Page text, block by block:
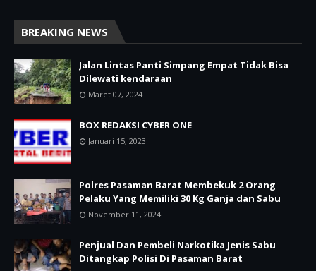
BREAKING NEWS
Jalan Lintas Panti Simpang Empat Tidak Bisa
Dilewati kendaraan
Maret 07, 2024
BOX REDAKSI CYBER ONE
Januari 15, 2023
Polres Pasaman Barat Membekuk 2 Orang
Pelaku Yang Memiliki 30 Kg Ganja dan Sabu
November 11, 2024
Penjual Dan Pembeli Narkotika Jenis Sabu
Ditangkap Polisi Di Pasaman Barat